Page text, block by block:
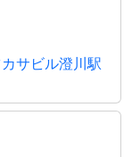
サビル澄川駅